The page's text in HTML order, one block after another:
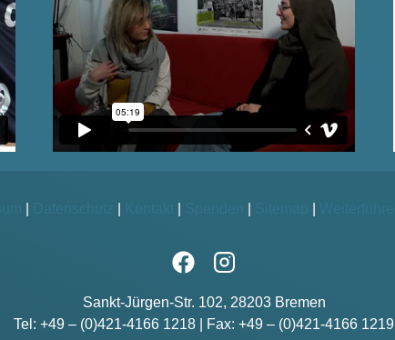
Sankt-Jürgen-Str. 102, 28203 Bremen
Tel: +49 – (0)421-4166 1218 | Fax: +49 – (0)421-4166 1219